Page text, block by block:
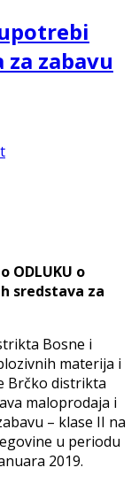
zabavu
ODLUKU o
sredstava za
Bosne i
materija i
Brčko distrikta
maloprodaja i
– klase II na
u periodu
2019.